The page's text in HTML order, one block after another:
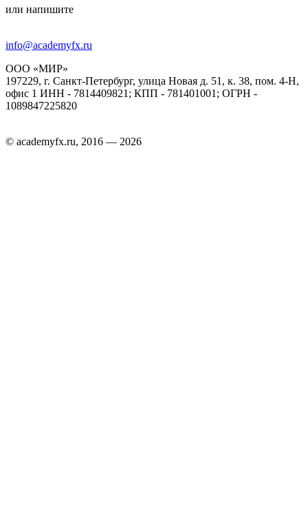
или напишите
info@academyfx.ru
ООО «МИР»
197229, г. Санкт-Петербург, улица Новая д. 51, к. 38, пом. 4-Н,
офис 1 ИНН - 7814409821; КПП - 781401001; ОГРН -
1089847225820
© academyfx.ru, 2016 — 2026